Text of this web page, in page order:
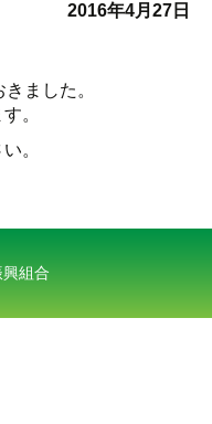
2016年4月27日
ました。
。
。
組合